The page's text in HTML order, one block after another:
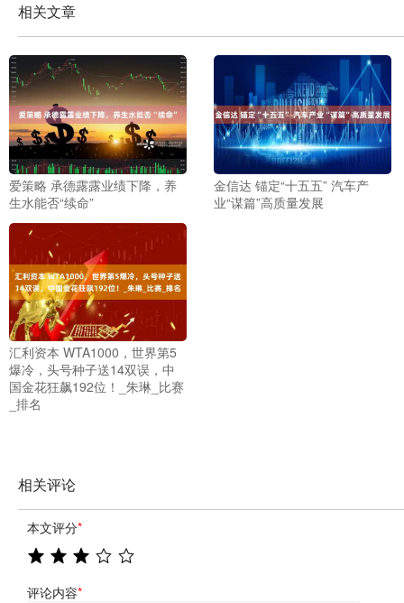
相关文章
爱策略 承德露露业绩下降，养
生水能否“续命”
金信达 锚定“十五五” 汽车产
业“谋篇”高质量发展
汇利资本 WTA1000，世界第5
爆冷，头号种子送14双误，中
国金花狂飙192位！_朱琳_比赛
_排名
相关评论
本文评分*
评论内容*